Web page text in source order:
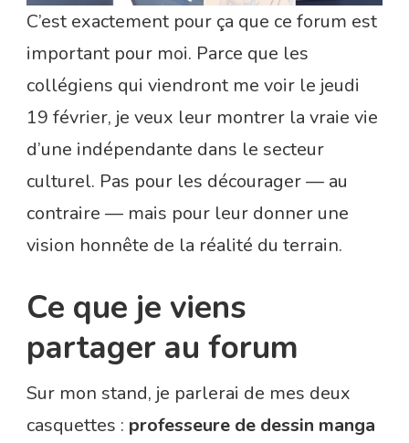
C’est exactement pour ça que ce forum est
important pour moi. Parce que les
collégiens qui viendront me voir le jeudi
19 février, je veux leur montrer la vraie vie
d’une indépendante dans le secteur
culturel. Pas pour les décourager — au
contraire — mais pour leur donner une
vision honnête de la réalité du terrain.
Ce que je viens
partager au forum
Sur mon stand, je parlerai de mes deux
casquettes : professeure de dessin manga